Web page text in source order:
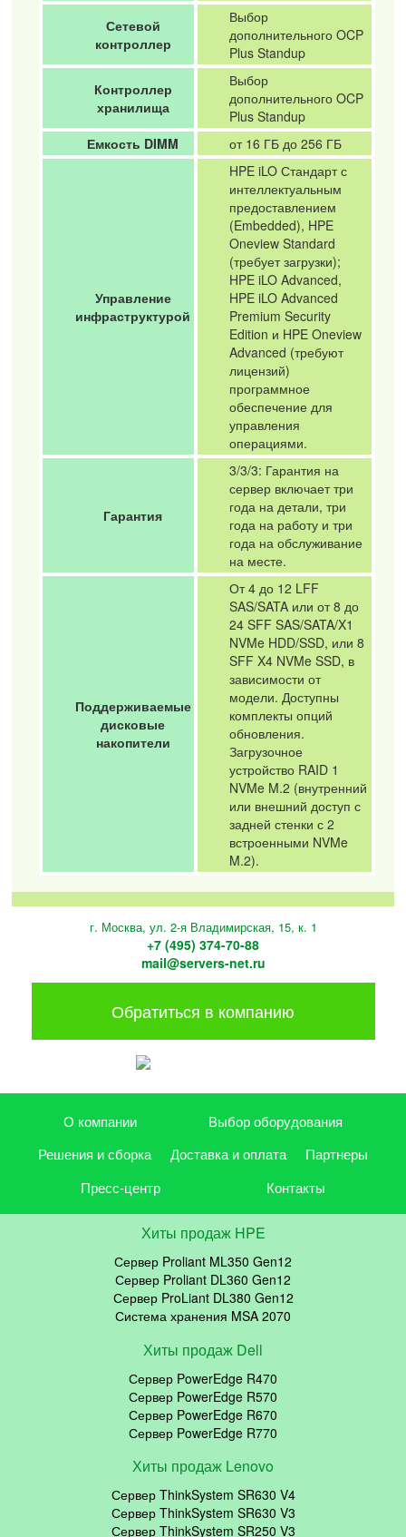
Сетевой
контроллер
Выбор
дополнительного OCP
Plus Standup
Контроллер
хранилища
Выбор
дополнительного OCP
Plus Standup
Емкость DIMM
от 16 ГБ до 256 ГБ
Управление
инфраструктурой
HPE iLO Стандарт с
интеллектуальным
предоставлением
(Embedded), HPE
Oneview Standard
(требует загрузки);
HPE iLO Advanced,
HPE iLO Advanced
Premium Security
Edition и HPE Oneview
Advanced (требуют
лицензий)
программное
обеспечение для
управления
операциями.
Гарантия
3/3/3: Гарантия на
сервер включает три
года на детали, три
года на работу и три
года на обслуживание
на месте.
Поддерживаемые
дисковые
накопители
От 4 до 12 LFF
SAS/SATA или от 8 до
24 SFF SAS/SATA/X1
NVMe HDD/SSD, или 8
SFF X4 NVMe SSD, в
зависимости от
модели. Доступны
комплекты опций
обновления.
Загрузочное
устройство RAID 1
NVMe M.2 (внутренний
или внешний доступ с
задней стенки с 2
встроенными NVMe
M.2).
г. Москва, ул. 2-я Владимирская, 15, к. 1
+7 (495) 374-70-88
mail@servers-net.ru
Обратиться в компанию
О компании
Выбор оборудования
Решения и сборка
Доставка и оплата
Партнеры
Пресс-центр
Контакты
Хиты продаж HPE
Сервер Proliant ML350 Gen12
Сервер Proliant DL360 Gen12
Сервер ProLiant DL380 Gen12
Система хранения MSA 2070
Хиты продаж Dell
Сервер PowerEdge R470
Сервер PowerEdge R570
Сервер PowerEdge R670
Сервер PowerEdge R770
Хиты продаж Lenovo
Сервер ThinkSystem SR630 V4
Сервер ThinkSystem SR630 V3
Сервер ThinkSystem SR250 V3